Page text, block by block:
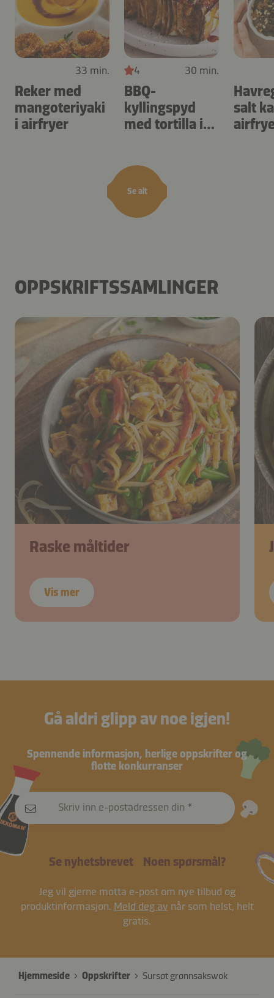
Se alt
33 min.
Reker med
mangoteriyaki
i airfryer
4 30 min.
BBQ-
kyllingspyd
med tortilla i
salt
OPPSKRIFTSSAMLINGER
Raske måltider
Vis mer
Gå aldri glipp av noe igjen!
Spennende informasjon, herlige oppskrifter og
flotte konkurranser
Skriv inn e-postadressen din
Se nyhetsbrevet Noen spørsmål?
Jeg vil gjerne motta e-post om nye tilbud og
produktinformasjon. Meld deg av når som helst, helt
gratis.
Hjemmeside Oppskrifter Sursøt grønnsakswok